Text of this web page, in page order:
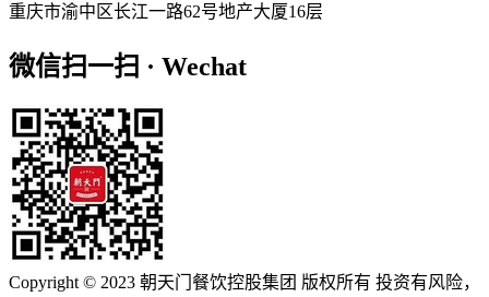
重庆市渝中区长江一路62号地产大厦16层
微信扫一扫 · Wechat
Copyright © 2023 朝天门餐饮控股集团 版权所有 投资有风险，